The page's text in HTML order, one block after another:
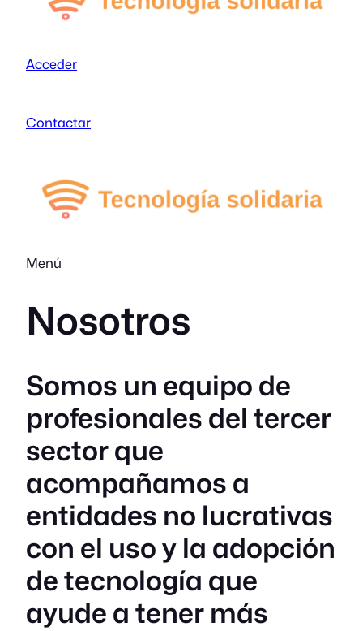
Acceder
Contactar
Menú
Nosotros
Somos un equipo de
profesionales del tercer
sector que
acompañamos a
entidades no lucrativas
con el uso y la adopción
de tecnología que
ayude a tener más